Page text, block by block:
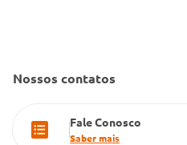
Cartão Grupo Conde
Nossos contatos
Fale Conosco
Saber mais